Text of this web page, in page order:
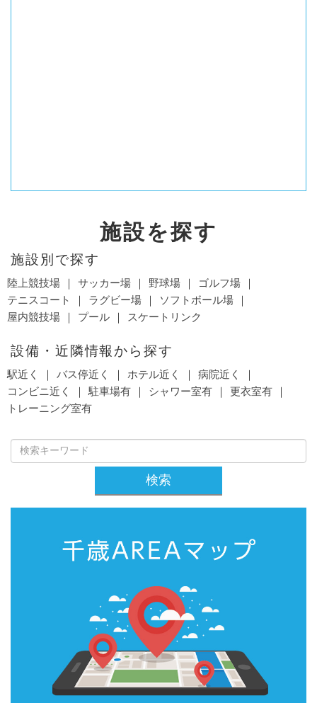
施設を探す
施設別で探す
陸上競技場 サッカー場 野球場
ゴルフ場
テニスコート
ラグビー場
ソフトボール場
屋内競技場
プール スケートリンク
設備・近隣情報から探す
駅近く バス停近く ホテル近く
病院近く
コンビニ近く
駐車場有 シャワー室有
更衣室有
トレーニング室有
検索